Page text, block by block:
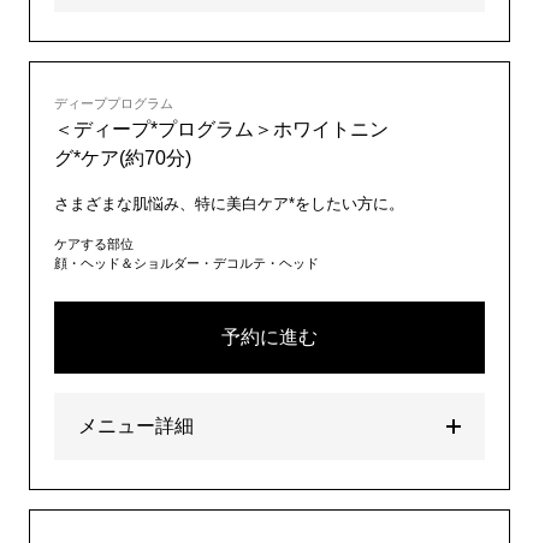
ディーププログラム
＜ディープ*プログラム＞ホワイトニン
グ*ケア(約70分)
さまざまな肌悩み、特に美白ケア*をしたい方に。
ケアする部位
顔・ヘッド＆ショルダー・デコルテ・ヘッド
予約に進む
メニュー詳細